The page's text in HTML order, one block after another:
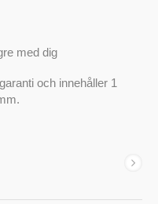
med dig
och innehåller 1